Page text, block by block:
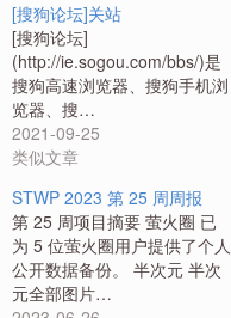
[搜狗论坛]关站
[搜狗论坛]
(http://ie.sogou.com/bbs/)是
搜狗高速浏览器、搜狗手机浏
览器、搜…
2021-09-25
类似文章
STWP 2023 第 25 周周报
第 25 周项目摘要 萤火圈 已
为 5 位萤火圈用户提供了个人
公开数据备份。 半次元 半次
元全部图片…